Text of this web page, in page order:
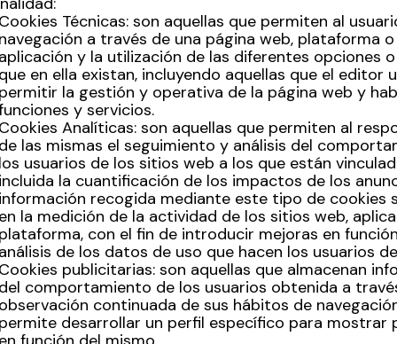
Volver al inicio Cerrar
Agenda
Agenda
Suscríbete a la newsletter
Entradas
Histórico
Organiza
Técnicas: son aquellas que permiten al
a través de una página web, plataforma o
y la utilización de las diferentes opciones
en ella existan, incluyendo aquellas que el editor
la gestión y operativa de la página web y
y servicios.
Analíticas: son aquellas que permiten al
las mismas el seguimiento y análisis del
usuarios de los sitios web a los que están
la cuantificación de los impactos de los
recogida mediante este tipo de cookies
la medición de la actividad de los sitios web,
con el fin de introducir mejoras en
de los datos de uso que hacen los usuarios
publicitarias: son aquellas que almacenan
comportamiento de los usuarios obtenida a
continuada de sus hábitos de
desarrollar un perfil específico para mostrar